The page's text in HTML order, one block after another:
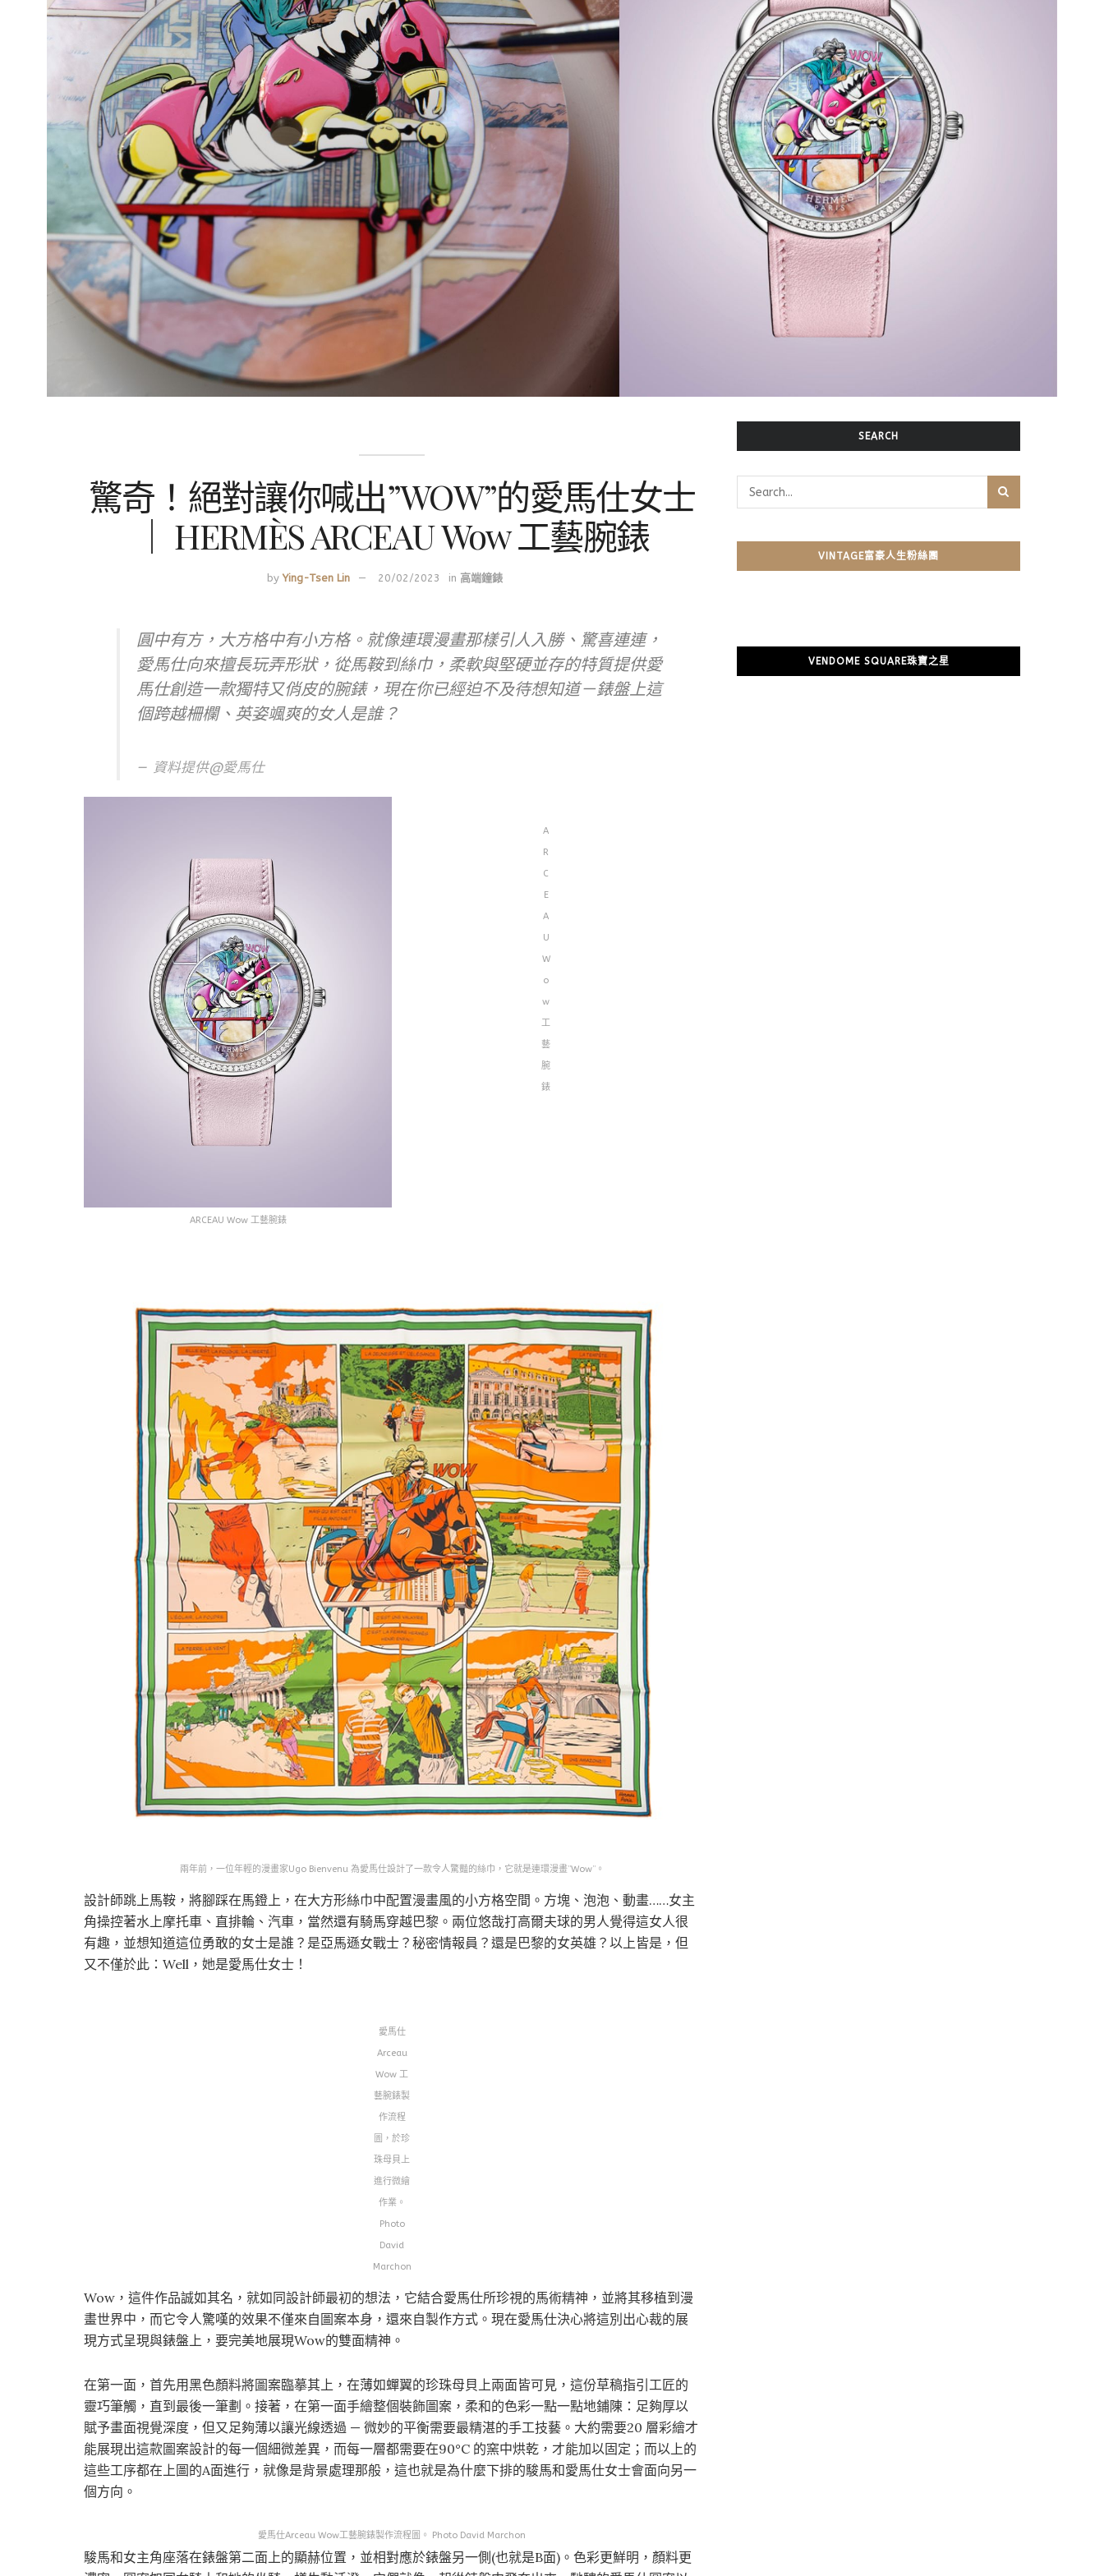
驚奇！絕對讓你喊出”WOW”的愛馬仕女士
｜ HERMÈS ARCEAU Wow 工藝腕錶
by Ying-Tsen Lin 20/02/2023 in 高端鐘錶
圓中有方，大方格中有小方格。就像連環漫畫那樣引人入勝、驚喜連連，
愛馬仕向來擅長玩弄形狀，從馬鞍到絲巾，柔軟與堅硬並存的特質提供愛
馬仕創造一款獨特又俏皮的腕錶，現在你已經迫不及待想知道－錶盤上這
個跨越柵欄、英姿颯爽的女人是誰？
資料提供@愛馬仕
ARCEAU Wow 工藝腕錶
A
R
C
E
A
U
W
o
w
工
藝
腕
錶
兩年前，一位年輕的漫畫家Ugo Bienvenu 為愛馬仕設計了一款令人驚豔的絲巾，它就是連環漫畫”Wow”。
設計師跳上馬鞍，將腳踩在馬鐙上，在大方形絲巾中配置漫畫風的小方格空間。方塊、泡泡、動畫……女主
角操控著水上摩托車、直排輪、汽車，當然還有騎馬穿越巴黎。兩位悠哉打高爾夫球的男人覺得這女人很
有趣，並想知道這位勇敢的女士是誰？是亞馬遜女戰士？秘密情報員？還是巴黎的女英雄？以上皆是，但
又不僅於此：Well，她是愛馬仕女士！
愛馬仕
Arceau
Wow 工
藝腕錶製
作流程
圖，於珍
珠母貝上
進行微繪
作業。
Photo
David
Marchon
Wow，這件作品誠如其名，就如同設計師最初的想法，它結合愛馬仕所珍視的馬術精神，並將其移植到漫
畫世界中，而它令人驚嘆的效果不僅來自圖案本身，還來自製作方式。現在愛馬仕決心將這別出心裁的展
現方式呈現與錶盤上，要完美地展現Wow的雙面精神。
在第一面，首先用黑色顏料將圖案臨摹其上，在薄如蟬翼的珍珠母貝上兩面皆可見，這份草稿指引工匠的
靈巧筆觸，直到最後一筆劃。接著，在第一面手繪整個裝飾圖案，柔和的色彩一點一點地鋪陳：足夠厚以
賦予畫面視覺深度，但又足夠薄以讓光線透過 — 微妙的平衡需要最精湛的手工技藝。大約需要20 層彩繪才
能展現出這款圖案設計的每一個細微差異，而每一層都需要在90°C 的窯中烘乾，才能加以固定；而以上的
這些工序都在上圖的A面進行，就像是背景處理那般，這也就是為什麼下排的駿馬和愛馬仕女士會面向另一
個方向。
愛馬仕Arceau Wow工藝腕錶製作流程圖。 Photo David Marchon
駿馬和女主角座落在錶盤第二面上的顯赫位置，並相對應於錶盤另一側(也就是B面)。色彩更鮮明，顏料更
SEARCH
VINTAGE富豪人生粉絲團
VENDOME SQUARE珠寶之星